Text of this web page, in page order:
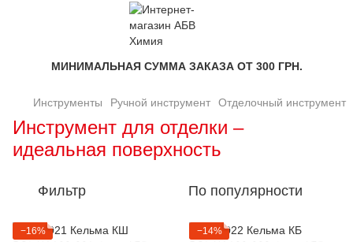
МИНИМАЛЬНАЯ СУММА ЗАКАЗА ОТ 300 ГРН.
Инструменты Ручной инструмент Отделочный инструмент
Инструмент для отделки –
идеальная поверхность
Фильтр По популярности
−16% −14%